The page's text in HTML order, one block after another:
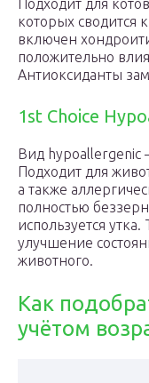
Подходит для
которых сводится
включен
положительно
Антиоксиданты
1st Choice
Вид hypoallergenic
Подходит для
а также
полностью
используется
улучшение
животного.
Как
учётом